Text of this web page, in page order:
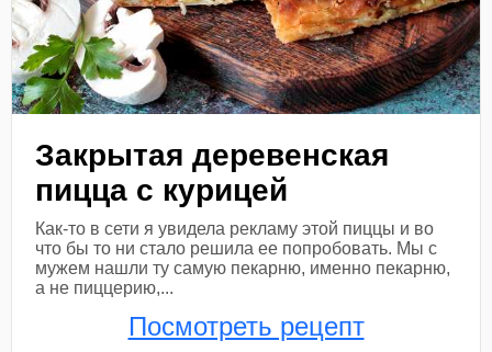
Закрытая деревенская
пицца с курицей
Как-то в сети я увидела рекламу этой пиццы и во
что бы то ни стало решила ее попробовать. Мы с
мужем нашли ту самую пекарню, именно пекарню,
а не пиццерию,...
Посмотреть рецепт